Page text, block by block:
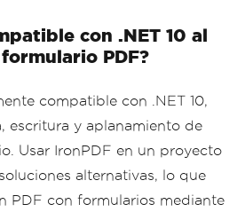
con .NET 10 al
PDF?
compatible con .NET 10,
escritura y aplanamiento de
Usar IronPDF en un proyecto
alternativas, lo que
PDF con formularios mediante